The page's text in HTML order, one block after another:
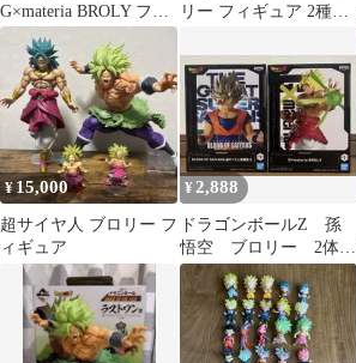
G×materia BROLY フィ
ギュア
リー フィギュア 2種セ
¥15,000
超サイヤ人 ブロリー フ
ィギュア
¥2,888
ドラゴンボールZ 孫
悟空 ブロリー 2体セ
ット